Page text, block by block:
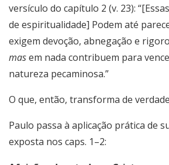
versículo do capítulo 2 (v. 23):
de espiritualidade] Podem até
exigem devoção, abnegação e
masem nada contribuem para
natureza pecaminosa.”
O que, então, transforma de
Paulo passa à aplicação prática de
exposta nos caps. 1–2: